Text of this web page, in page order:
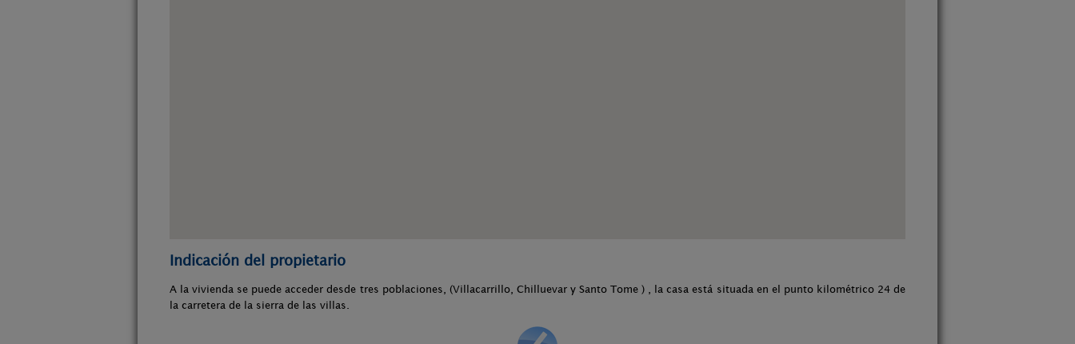
Indicación del propietario
A la vivienda se puede acceder desde tres poblaciones, (Villacarrillo, Chilluevar y Santo Tome ) , la casa está situada en el punto kilométrico 24 de
la carretera de la sierra de las villas.